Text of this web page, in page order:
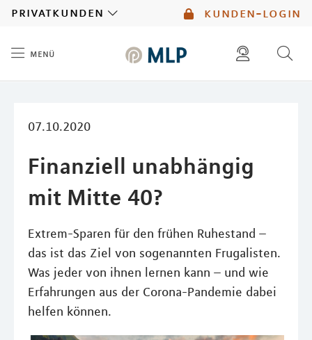
kunden-login
privatkunden
menü
07.10.2020
Finanziell unabhängig
mit Mitte 40?
Extrem-Sparen für den frühen Ruhestand –
das ist das Ziel von sogenannten Frugalisten.
Was jeder von ihnen lernen kann – und wie
Erfahrungen aus der Corona-Pandemie dabei
helfen können.